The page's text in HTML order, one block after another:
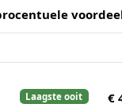
Laagste ooit €